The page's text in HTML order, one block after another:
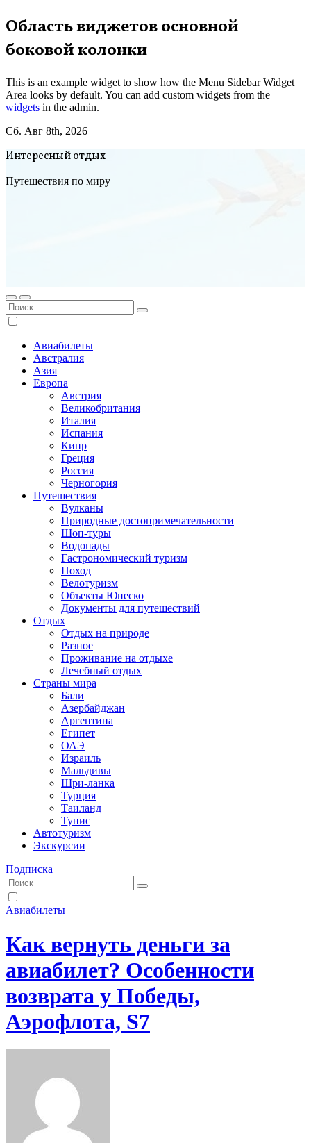
Перейти
к
содержимому
Область виджетов основной
боковой колонки
This is an example widget to show how the Menu Sidebar Widget
Area looks by default. You can add custom widgets from the
widgets in the admin.
Сб. Авг 8th, 2026
Интересный отдых
Путешествия по миру
Авиабилеты
Австралия
Азия
Европа
Австрия
Великобритания
Италия
Испания
Кипр
Греция
Россия
Черногория
Путешествия
Вулканы
Природные достопримечательности
Шоп-туры
Водопады
Гастрономический туризм
Поход
Велотуризм
Объекты Юнеско
Документы для путешествий
Отдых
Отдых на природе
Разное
Проживание на отдыхе
Лечебный отдых
Страны мира
Бали
Азербайджан
Аргентина
Египет
ОАЭ
Израиль
Мальдивы
Шри-ланка
Турция
Таиланд
Тунис
Автотуризм
Экскурсии
Подписка
Авиабилеты
Как вернуть деньги за
авиабилет? Особенности
возврата у Победы,
Аэрофлота, S7